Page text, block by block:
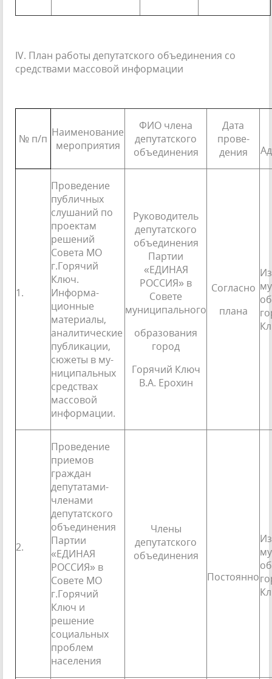
IV. План работы депутатского объединения со
средствами массовой информации
№ п/п Наименование
мероприятия
ФИО члена
депутатского
объединения
Дата
прове­
дения
1.
Проведение
публичных
слуша­ний по
проектам
решений
Совета МО
г.Горячий
Ключ.
Информа­
ционные
материалы,
аналитиче­ские
публикации,
сюжеты в му­
ниципальных
средствах
массовой
информации.
Руководитель
депутатского
объединения
Партии
«ЕДИНАЯ
РОССИЯ» в
Совете
муниципального
образования
город
Горячий Ключ
В.А. Ерохин
Согласно
плана
2.
Проведение
приемов
граждан
депутатами-
членами
депутатского
объединения
Партии
«ЕДИНАЯ
РОССИЯ» в
Совете МО
г.Горячий
Ключ и
решение
социальных
проблем
населения
Члены
депутатского
объединения
Постоянно